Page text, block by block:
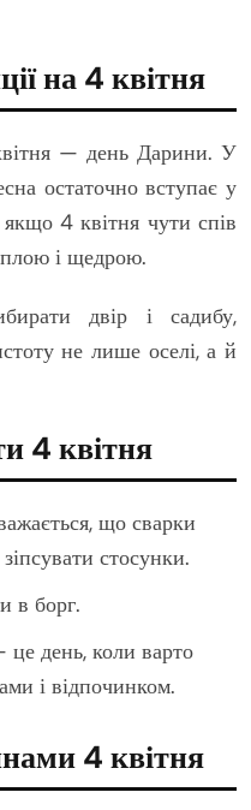
на 4 квітня
— день Дарини. У
остаточно вступає у
якщо 4 квітня чути спів
і щедрою.
двір і садибу,
не лише оселі, а й
4 квітня
що сварки
стосунки.
в борг.
день, коли варто
і відпочинком.
4 квітня